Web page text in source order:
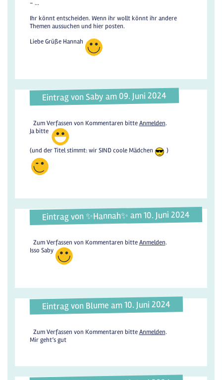
- ...
Ihr könnt entscheiden. Wenn ihr wollt könnt ihr andere
Themen aussuchen und hier posten.
Liebe Grüße Hannah
Eintrag von Saby am 09. Juni 2024
Zum Verfassen von Kommentaren bitteAnmelden.
Ja bitte
(und der Titel stimmt: wir SIND coole Mädchen )
Eintrag von ✨️Hannah✨️ am 10. Juni 2024
Zum Verfassen von Kommentaren bitteAnmelden.
Isso Saby
Eintrag von Blume am 10. Juni 2024
Zum Verfassen von Kommentaren bitteAnmelden.
Mir geht’s gut